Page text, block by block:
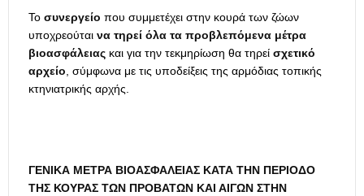
Το συνεργείο που συμμετέχει στην κουρά των ζώων
υποχρεούται να τηρεί όλα τα προβλεπόμενα μέτρα
βιοασφάλειας και για την τεκμηρίωση θα τηρεί σχετικό
αρχείο, σύμφωνα με τις υποδείξεις της αρμόδιας τοπικής
κτηνιατρικής αρχής.
ΓΕΝΙΚΑ ΜΕΤΡΑ ΒΙΟΑΣΦΑΛΕΙΑΣ ΚΑΤΑ ΤΗΝ ΠΕΡΙΟΔΟ
ΤΗΣ ΚΟΥΡΑΣ ΤΩΝ ΠΡΟΒΑΤΩΝ ΚΑΙ ΑΙΓΩΝ ΣΤΗΝ